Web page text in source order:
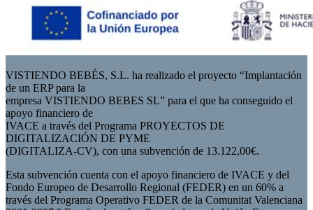
VISTIENDO BEBÉS, S.L. ha realizado el proyecto “Implantación
de un ERP para la
empresa VISTIENDO BEBES SL” para el que ha conseguido el
apoyo financiero de
IVACE a través del Programa PROYECTOS DE
DIGITALIZACIÓN DE PYME
(DIGITALIZA-CV), con una subvención de 13.122,00€.
Esta subvención cuenta con el apoyo financiero de IVACE y del
Fondo Europeo de Desarrollo Regional (FEDER) en un 60% a
través del Programa Operativo FEDER de la Comunitat Valenciana